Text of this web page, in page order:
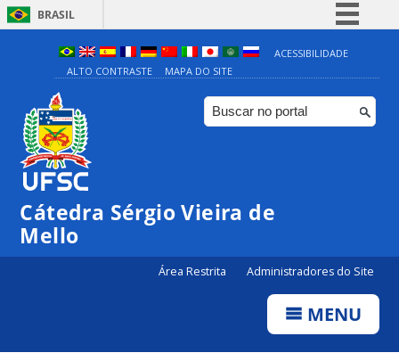
BRASIL
Simplifique!
Comunica BR
Participe
ACESSIBILIDADE
ALTO CONTRASTE
MAPA DO SITE
Cátedra Sérgio Vieira de
Mello
Área Restrita Administradores do Site
MENU